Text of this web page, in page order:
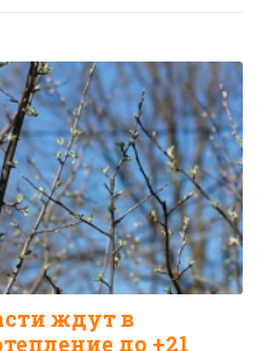
ждут в
до +21